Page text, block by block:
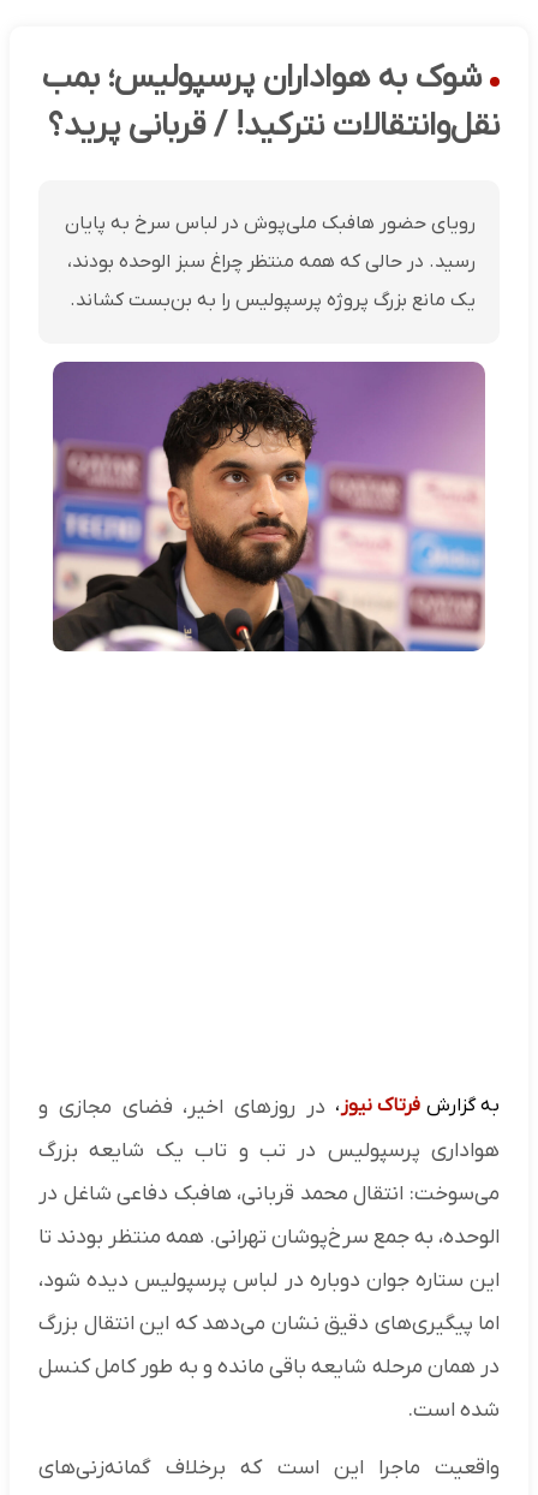
شوک به هواداران پرسپولیس؛ بمب
نقل‌وانتقالات نترکید! / قربانی پرید؟
رویای حضور هافبک ملی‌پوش در لباس سرخ به پایان
رسید. در حالی که همه منتظر چراغ سبز الوحده بودند،
یک مانع بزرگ پروژه پرسپولیس را به بن‌بست کشاند.
به گزارش فرتاک نیوز ، در روزهای اخیر، فضای مجازی و
هواداری پرسپولیس در تب و تاب یک شایعه بزرگ
می‌سوخت: انتقال محمد قربانی، هافبک دفاعی شاغل در
الوحده، به جمع سرخ‌پوشان تهرانی. همه منتظر بودند تا
این ستاره جوان دوباره در لباس پرسپولیس دیده شود،
اما پیگیری‌های دقیق نشان می‌دهد که این انتقال بزرگ
در همان مرحله شایعه باقی مانده و به طور کامل کنسل
شده است.
واقعیت ماجرا این است که برخلاف گمانه‌زنی‌های